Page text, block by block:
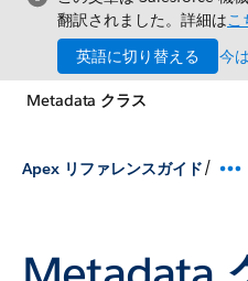
翻訳されました。詳細はこ
英語に切り替える
今
Metadata クラス
Apex リファレンスガイド/